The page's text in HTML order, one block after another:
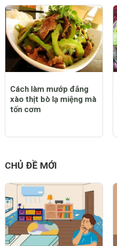
Cách làm mướp đắng
xào thịt bò lạ miệng mà
tốn cơm
CHỦ ĐỀ MỚI